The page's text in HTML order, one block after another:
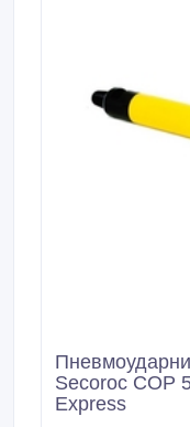
Secoroc COP
Express